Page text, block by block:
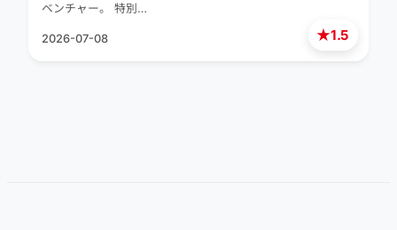
★1.5
ベンチャー。 特別…
2026-07-08